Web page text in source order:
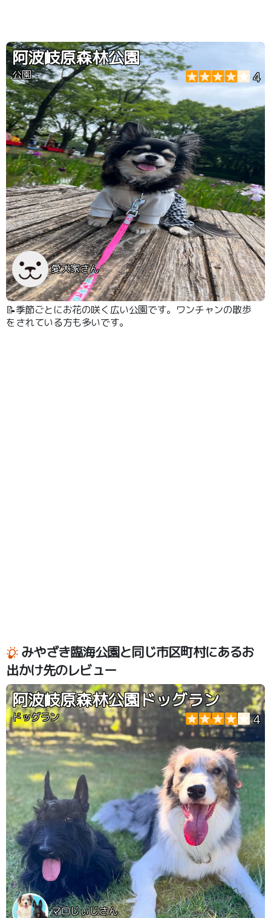
阿波岐原森林公園
公園 4
愛犬家さん
📝季節ごとにお花の咲く広い公園です。ワンチャンの散歩
をされている方も多いです。
みやざき臨海公園と同じ市区町村にあるお
出かけ先のレビュー
阿波岐原森林公園ドッグラン
ドッグラン 4
マロじぃじさん